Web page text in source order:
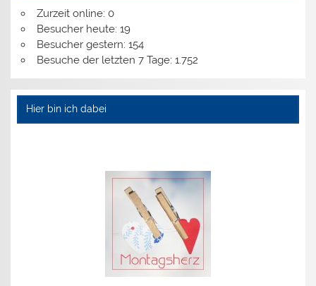
Zurzeit online: 0
Besucher heute: 19
Besucher gestern: 154
Besuche der letzten 7 Tage: 1.752
Hier bin ich dabei